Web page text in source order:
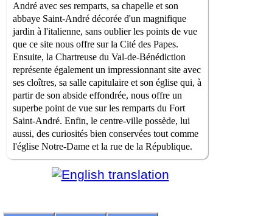
André avec ses remparts, sa chapelle et son
abbaye Saint-André décorée d'un magnifique
jardin à l'italienne, sans oublier les points de vue
que ce site nous offre sur la Cité des Papes.
Ensuite, la Chartreuse du Val-de-Bénédiction
représente également un impressionnant site avec
ses cloîtres, sa salle capitulaire et son église qui, à
partir de son abside effondrée, nous offre un
superbe point de vue sur les remparts du Fort
Saint-André. Enfin, le centre-ville possède, lui
aussi, des curiosités bien conservées tout comme
l'église Notre-Dame et la rue de la République.